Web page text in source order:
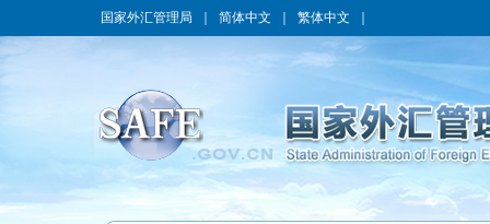
国家外汇管理局 简体中文 繁体中文